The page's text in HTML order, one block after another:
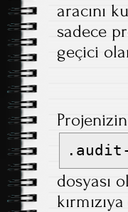
aracını
sadece
geçici
dosyası